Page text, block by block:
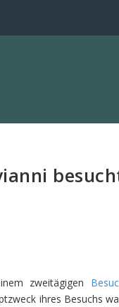
zweitägigen
ihres Besuchs